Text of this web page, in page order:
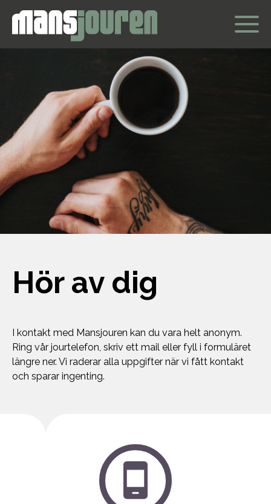
Hör av dig
I kontakt med Mansjouren kan du vara helt anonym.
Ring vår jourtelefon, skriv ett mail eller fyll i formuläret
längre ner. Vi raderar alla uppgifter när vi fått kontakt
och sparar ingenting.